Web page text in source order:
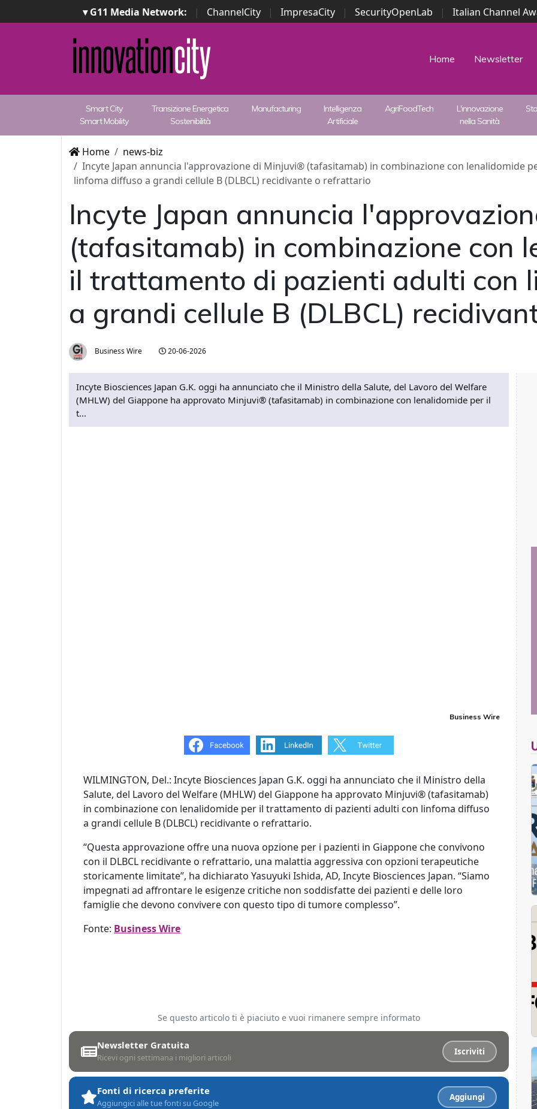
▾ G11 Media Network: | ChannelCity | ImpresaCity | SecurityOpenLab | Italian Channel
Security Awards | ...
Home Newsletter
Smart City
Smart Mobility
Transizione Energetica
Sostenibilità
Manufacturing
Intelligenza
Artificiale
AgriFoodTech
L'innovazione
nella Sanità
Home
news-biz
Incyte Japan annuncia l'approvazione di Minjuvi® (tafasitamab) in combinazione con lenalidomide
linfoma diffuso a grandi cellule B (DLBCL) recidivante o refrattario
Incyte Japan annuncia
(tafasitamab) in combinazione con
il trattamento di pazienti adulti con
a grandi cellule B (DLBCL)
Business Wire 20-06-2026
Incyte Biosciences Japan G.K. oggi ha annunciato che il Ministro della Salute, del Lavoro del Welfare
(MHLW) del Giappone ha approvato Minjuvi® (tafasitamab) in combinazione con lenalidomide per il
t...
Business Wire
WILMINGTON, Del.: Incyte Biosciences Japan G.K. oggi ha annunciato che il Ministro della
Salute, del Lavoro del Welfare (MHLW) del Giappone ha approvato Minjuvi® (tafasitamab)
in combinazione con lenalidomide per il trattamento di pazienti adulti con linfoma diffuso
a grandi cellule B (DLBCL) recidivante o refrattario.
“Questa approvazione offre una nuova opzione per i pazienti in Giappone che convivono
con il DLBCL recidivante o refrattario, una malattia aggressiva con opzioni terapeutiche
storicamente limitate”, ha dichiarato Yasuyuki Ishida, AD, Incyte Biosciences Japan. “Siamo
impegnati ad affrontare le esigenze critiche non soddisfatte dei pazienti e delle loro
famiglie che devono convivere con questo tipo di tumore complesso”.
Fonte: Business Wire
Se questo articolo ti è piaciuto e vuoi rimanere sempre informato
Newsletter Gratuita
Ricevi ogni settimana i migliori articoli
Iscriviti
Fonti di ricerca preferite
Aggiungici alle tue fonti su Google
Aggiungi